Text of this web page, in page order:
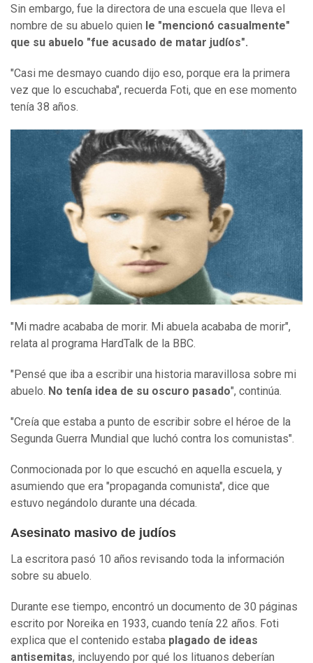
Sin embargo, fue la directora de una escuela que lleva el
nombre de su abuelo quien le "mencionó casualmente"
que su abuelo "fue acusado de matar judíos".
"Casi me desmayo cuando dijo eso, porque era la primera
vez que lo escuchaba", recuerda Foti, que en ese momento
tenía 38 años.
"Mi madre acababa de morir. Mi abuela acababa de morir",
relata al programa HardTalk de la BBC.
"Pensé que iba a escribir una historia maravillosa sobre mi
abuelo. No tenía idea de su oscuro pasado", continúa.
"Creía que estaba a punto de escribir sobre el héroe de la
Segunda Guerra Mundial que luchó contra los comunistas".
Conmocionada por lo que escuchó en aquella escuela, y
asumiendo que era "propaganda comunista", dice que
estuvo negándolo durante una década.
Asesinato masivo de judíos
La escritora pasó 10 años revisando toda la información
sobre su abuelo.
Durante ese tiempo, encontró un documento de 30 páginas
escrito por Noreika en 1933, cuando tenía 22 años. Foti
explica que el contenido estaba plagado de ideas
antisemitas, incluyendo por qué los lituanos deberían